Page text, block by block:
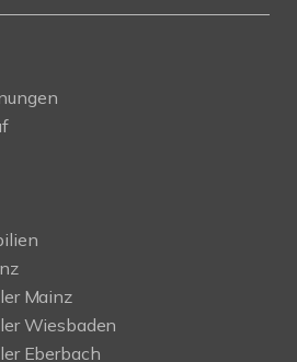
Mainz
Wiesbaden
Eberbach